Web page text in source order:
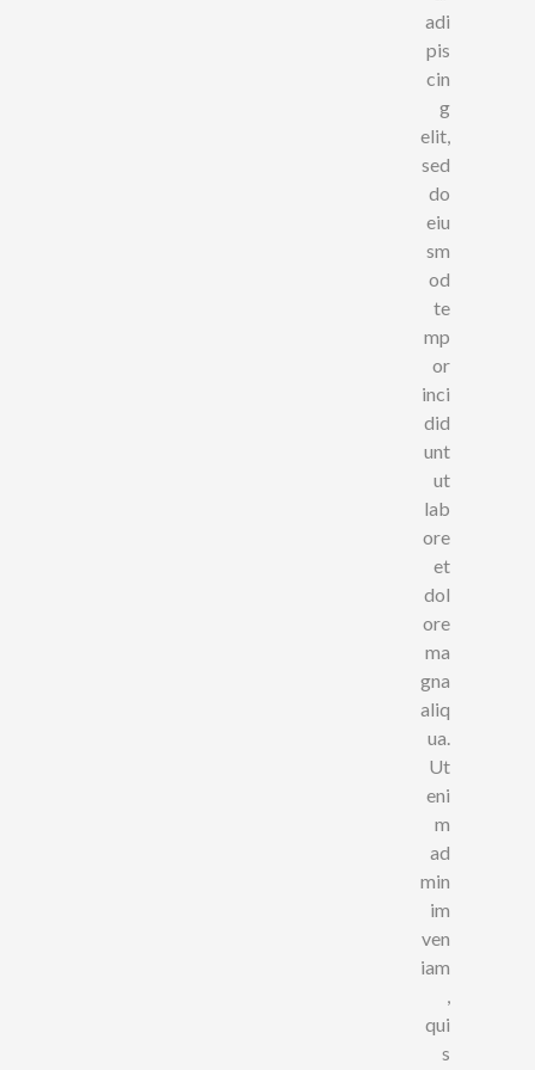
adi
pis
cin
g
elit,
sed
do
eiu
sm
od
te
mp
or
inci
did
unt
ut
lab
ore
et
dol
ore
ma
gna
aliq
ua.
Ut
eni
m
ad
min
im
ven
iam
,
qui
s